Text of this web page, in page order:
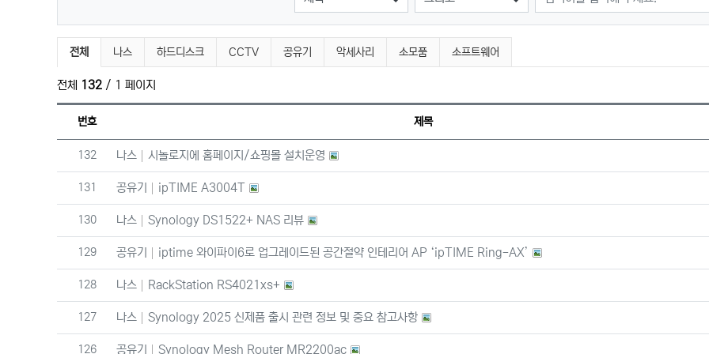
제품정보 분류 목록
전체 나스 하드디스크 CCTV 공유기 악세사리 소모품 소프트웨어
전체 132 / 1 페이지
번호 제목
번호
132 나스 시놀로지에 홈페이지/쇼핑몰 설치운영
번호
131 공유기 ipTIME A3004T
번호
130 나스 Synology DS1522+ NAS 리뷰
번호
129 공유기 iptime 와이파이6로 업그레이드된 공간절약 인테리어 AP ‘ipTIME Ring-AX’
번호
128 나스 RackStation RS4021xs+
번호
127 나스 Synology 2025 신제품 출시 관련 정보 및 중요 참고사항
번호
126 공유기 Synology Mesh Router MR2200ac